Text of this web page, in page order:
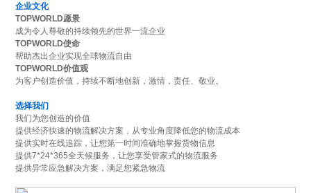
企业文化
TOPWORLD愿景
成为令人尊敬的持续领先的世界一流企业
TOPWORLD使命
帮助杰出企业实现全球物流自由
TOPWORLD价值观
为客户创造价值，持续不断地创新，激情，责任、敬业。
选择我们
我们为您创造的价值
提供经济快速的物流解决方案，从专业角度降低您的物流成本
提供实时在线追踪，让您第一时间准确地掌握货物信息
提供7*24*365全天候服务，让您享受管家式的物流服务
提供异常应急解决方案，满足您紧急物流